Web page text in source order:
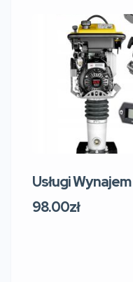
Usługi Wynajem
98.00zł